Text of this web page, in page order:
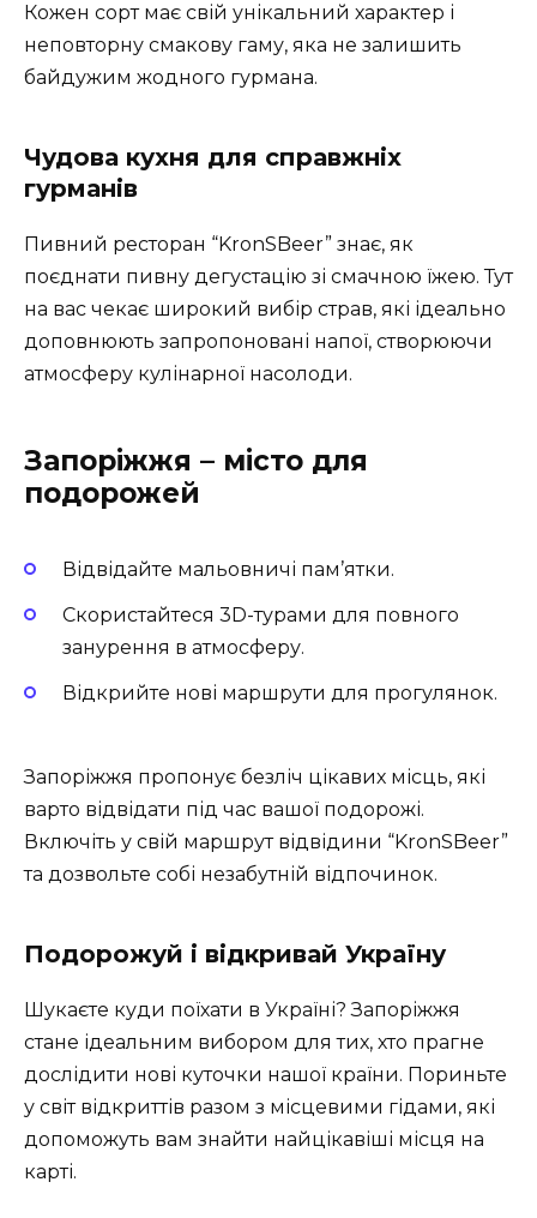
Кожен сорт має свій унікальний характер і
неповторну смакову гаму, яка не залишить
байдужим жодного гурмана.
Чудова кухня для справжніх
гурманів
Пивний ресторан “KronSBeer” знає, як
поєднати пивну дегустацію зі смачною їжею. Тут
на вас чекає широкий вибір страв, які ідеально
доповнюють запропоновані напої, створюючи
атмосферу кулінарної насолоди.
Запоріжжя – місто для
подорожей
Відвідайте мальовничі пам’ятки.
Скористайтеся 3D-турами для повного
занурення в атмосферу.
Відкрийте нові маршрути для прогулянок.
Запоріжжя пропонує безліч цікавих місць, які
варто відвідати під час вашої подорожі.
Включіть у свій маршрут відвідини “KronSBeer”
та дозвольте собі незабутній відпочинок.
Подорожуй і відкривай Україну
Шукаєте куди поїхати в Україні? Запоріжжя
стане ідеальним вибором для тих, хто прагне
дослідити нові куточки нашої країни. Пориньте
у світ відкриттів разом з місцевими гідами, які
допоможуть вам знайти найцікавіші місця на
карті.